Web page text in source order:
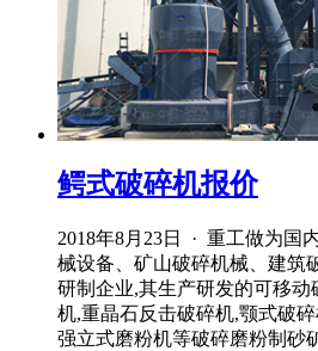
鳄式破碎机报价
2018年8月23日 · 重工做为国
械设备、矿山破碎机械、建筑
研制企业,其生产研发的可移
机,重晶石反击破碎机,颚式破
强立式磨粉机等破碎磨粉制砂